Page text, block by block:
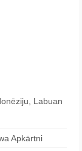
Labuan
Apkārtni